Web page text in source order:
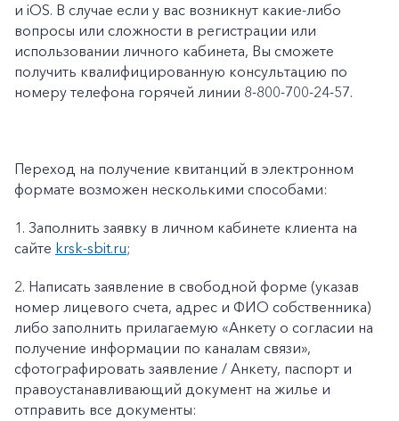
и iOS. В случае если у вас возникнут какие-либо
вопросы или сложности в регистрации или
использовании личного кабинета, Вы сможете
получить квалифицированную консультацию по
номеру телефона горячей линии 8-800-700-24-57.
Переход на получение квитанций в электронном
формате возможен несколькими способами:
1. Заполнить заявку в личном кабинете клиента на
сайте krsk-sbit.ru;
2. Написать заявление в свободной форме (указав
номер лицевого счета, адрес и ФИО собственника)
либо заполнить прилагаемую «Анкету о согласии на
получение информации по каналам связи»,
сфотографировать заявление / Анкету, паспорт и
правоустанавливающий документ на жилье и
отправить все документы: